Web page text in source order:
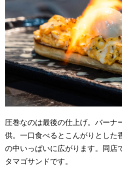
圧巻なのは最後の仕上げ。バーナ
供。一口食べるとこんがりとした
の中いっぱいに広がります。同店
タマゴサンドです。